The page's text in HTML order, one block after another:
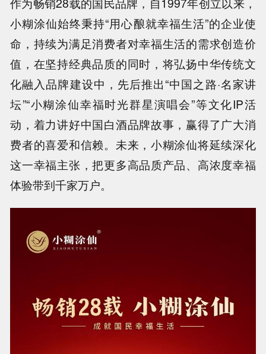
小糊涂仙始终秉持“用心酿就幸福生活”的企业使
命，持续为满足消费者对幸福生活的需求创造价
值，在坚持经典品质的同时，将弘扬中华传统文
化融入品牌建设中，先后推出“中国之路·名家讲
坛”“小糊涂仙幸福时光群星演唱会”等文化IP活
动，着力讲好中国白酒品牌故事，赢得了广大消
费者的喜爱和信赖。未来，小糊涂仙将延续深化
这一幸福主张，把更多高品质产品、高浓度幸福
体验带到千家万户。